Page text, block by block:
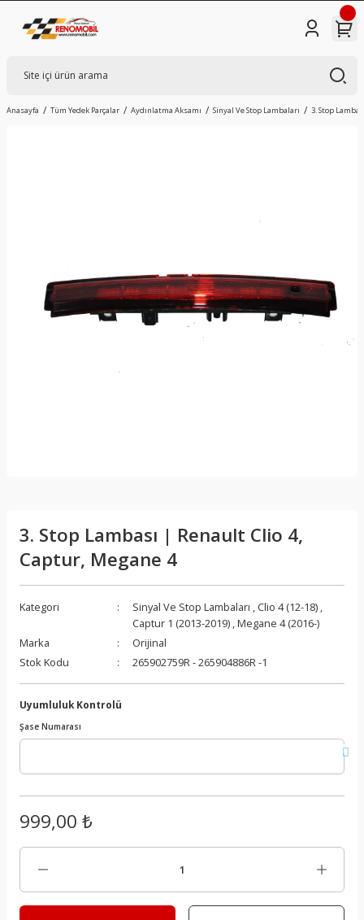
Anasayfa Tüm Yedek Parçalar Aydınlatma Aksamı Sinyal Ve Stop Lambaları 3. Stop
3. Stop Lambası | Renault Clio 4,
Captur, Megane 4
Kategori Sinyal Ve Stop Lambaları , Clio 4 (12-18) ,
Captur 1 (2013-2019) ,Megane 4 (2016-)
Marka
Orijinal
Stok Kodu
265902759R - 265904886R -1
Uyumluluk Kontrolü
Şase Numarası
999,00 ₺